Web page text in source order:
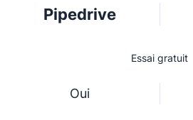
Pipedrive
Essai gratuit
Oui